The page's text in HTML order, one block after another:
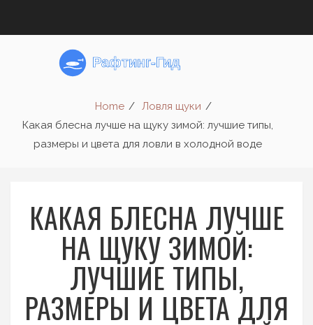
Home
Ловля щуки
Какая блесна лучше на щуку зимой: лучшие типы,
размеры и цвета для ловли в холодной воде
КАКАЯ БЛЕСНА ЛУЧШЕ
НА ЩУКУ ЗИМОЙ:
ЛУЧШИЕ ТИПЫ,
РАЗМЕРЫ И ЦВЕТА ДЛЯ